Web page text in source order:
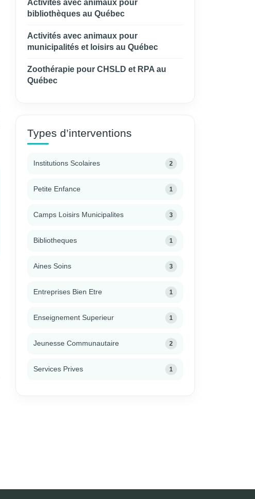
Activités avec animaux pour
bibliothèques au Québec
Activités avec animaux pour
municipalités et loisirs au Québec
Zoothérapie pour CHSLD et RPA au
Québec
Types d’interventions
Institutions Scolaires 2
Petite Enfance 1
Camps Loisirs Municipalites 3
Bibliotheques 1
Aines Soins 3
Entreprises Bien Etre 1
Enseignement Superieur 1
Jeunesse Communautaire 2
Services Prives 1